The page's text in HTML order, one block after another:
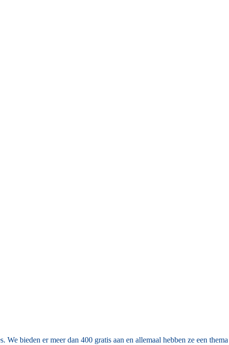
bieden er meer dan 400 gratis aan en allemaal hebben ze een